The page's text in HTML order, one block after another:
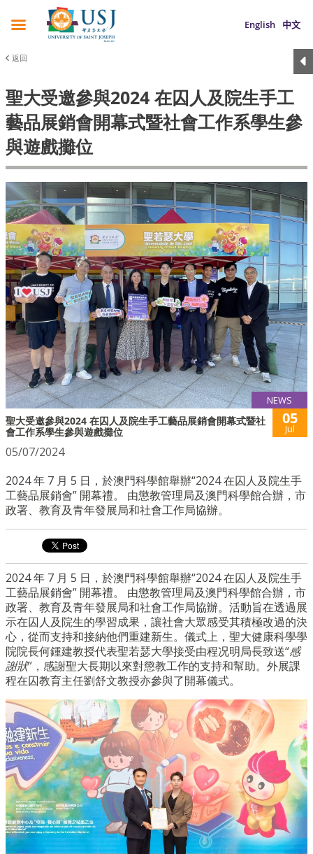
English 中文
返回
聖大受邀參與2024 在囚人及院生手工
藝品展銷會開幕式暨社會工作系學生參
與遊戲攤位
NEWS
聖大受邀參與2024 在囚人及院生手工藝品展銷會開幕式暨社
會工作系學生參與遊戲攤位
05
Jul
05/07/2024
2024 年 7 月 5 日，於澳門科學館舉辦“2024 在囚人及院生手
工藝品展銷會” 開幕禮。 由懲教管理局及澳門科學館合辦，市
政署、教育及青年發展局和社會工作局協辦。
2024 年 7 月 5 日，於澳門科學館舉辦“2024 在囚人及院生手
工藝品展銷會” 開幕禮。 由懲教管理局及澳門科學館合辦，市
政署、教育及青年發展局和社會工作局協辦。活動旨在透過展
示在囚人及院生的學習成果，讓社會大眾感受其積極改過的決
心，從而支持和接納他們重建新生。儀式上，聖大健康科學學
院院長何鍾建教授代表聖若瑟大學接受由程况明局長致送“感
謝狀”，感謝聖大長期以來對懲教工作的支持和幫助。外展課
程在囚教育主任劉舒文教授亦參與了開幕儀式。